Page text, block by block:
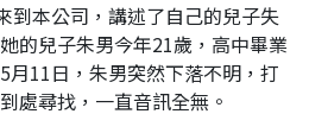
到本公司，講述了自己的兒子失
的兒子朱男今年21歲，高中畢業
月11日，朱男突然下落不明，打
處尋找，一直音訊全無。